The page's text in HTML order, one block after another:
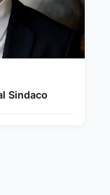
Sindaco